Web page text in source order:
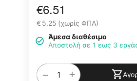
€6.51
€5.25 (χωρίς ΦΠΑ)
Άμεσα διαθέσιμο
Αποστολή σε 1 εως 3
+
−